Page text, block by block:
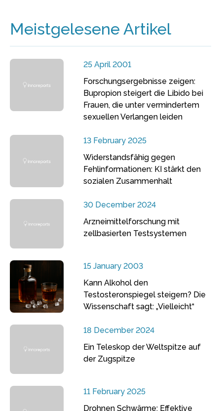
Meistgelesene Artikel
25 April 2001
Forschungsergebnisse zeigen:
Bupropion steigert die Libido bei
Frauen, die unter vermindertem
sexuellen Verlangen leiden
13 February 2025
Widerstandsfähig gegen
Fehlinformationen: KI stärkt den
sozialen Zusammenhalt
30 December 2024
Arzneimittelforschung mit
zellbasierten Testsystemen
15 January 2003
Kann Alkohol den
Testosteronspiegel steigern? Die
Wissenschaft sagt: „Vielleicht“
18 December 2024
Ein Teleskop der Weltspitze auf
der Zugspitze
11 February 2025
Drohnen Schwärme: Effektive